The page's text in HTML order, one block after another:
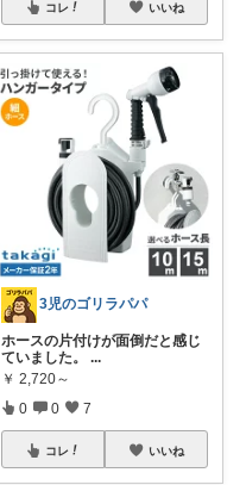
コレ いいね
3児のゴリラパパ
ホースの片付けが面倒だと感じ
ていました。 ...
￥ 2,720～
0 0 7
コレ いいね